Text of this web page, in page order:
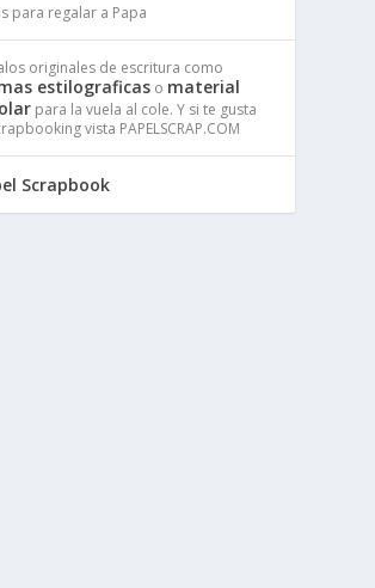
para regalar a Papa
originales de escritura como
estilograficas o material
para la vuela al cole. Y si te gusta
vista PAPELSCRAP.COM
Scrapbook